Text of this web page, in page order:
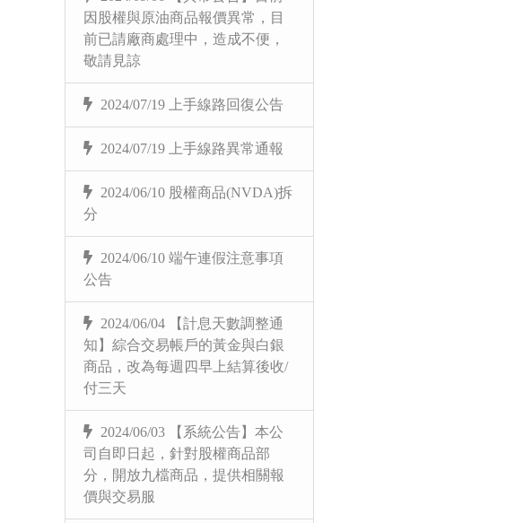
因股權與原油商品報價異常，目
前已請廠商處理中，造成不便，
敬請見諒
2024/07/19 上手線路回復公告
2024/07/19 上手線路異常通報
2024/06/10 股權商品(NVDA)拆
分
2024/06/10 端午連假注意事項
公告
2024/06/04 【計息天數調整通
知】綜合交易帳戶的黃金與白銀
商品，改為每週四早上結算後收/
付三天
2024/06/03 【系統公告】本公
司自即日起，針對股權商品部
分，開放九檔商品，提供相關報
價與交易服